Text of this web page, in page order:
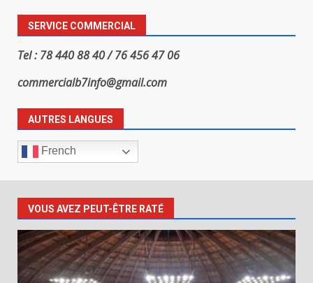
SERVICE COMMERCIAL
Tel : 78 440 88 40 / 76 456 47 06
commercialb7info@gmail.com
AUTRES LANGUES
French
VOUS AVEZ PEUT-ÊTRE RATÉ